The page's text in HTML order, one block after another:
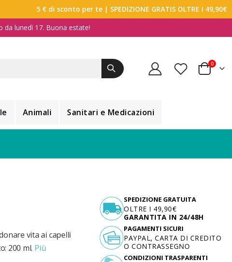
5 € di sconto per te | SPEDIZIONE GRATIS OLTRE I 49,90€
da lunedì 17. Buona estate!
Carrello
0
Animali Sanitari e Medicazioni
vita ai capelli
200 ml. Più
SPEDIZIONE GRATUITA
OLTRE I 49,90€
GARANTITA IN 24/48H
PAGAMENTI SICURI
PAYPAL, CARTA DI CREDITO
O CONTRASSEGNO
CONDIZIONI TRASPARENTI